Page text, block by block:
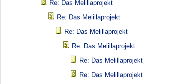
Re: Das Melillaprojekt
Re: Das Melillaprojekt
Re: Das Melillaprojekt
Re: Das Melillaprojekt
Re: Das Melillaprojekt
Re: Das Melillaprojekt